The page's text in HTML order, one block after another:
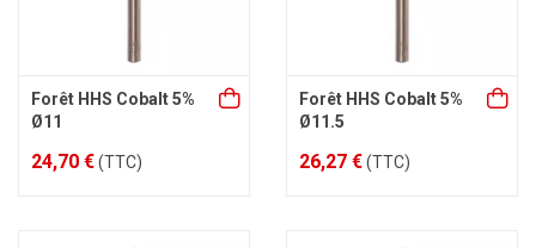
Forêt HHS Cobalt 5%
Ø11
24,70 €(TTC)
Forêt HHS Cobalt 5%
Ø11.5
26,27 €(TTC)